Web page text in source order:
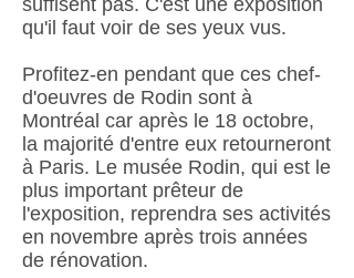
suffisent pas. C'est une exposition
qu'il faut voir de ses yeux vus.
Profitez-en pendant que ces chef-
d'oeuvres de Rodin sont à
Montréal car après le 18 octobre,
la majorité d'entre eux retourneront
à Paris. Le musée Rodin, qui est le
plus important prêteur de
l'exposition, reprendra ses activités
en novembre après trois années
de rénovation.